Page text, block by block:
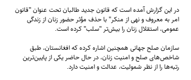
در این گزارش آمده است که قانون جدید طالبان تحت عنوان "قانون
امر به معروف و نهی از منکر" با حذف مؤثر حضور زنان از زندگی
عمومی، استقلال زنان را بیش‌تر "سلب" کرده است.
سازمان صلح جهانی همچنین اشاره کرده که افغانستان، طبق
شاخص‌های صلح و امنیت زنان، در حال حاضر یکی از پایین‌ترین
رتبه‌ها را از نظر شمولیت، عدالت و امنیت دارد.